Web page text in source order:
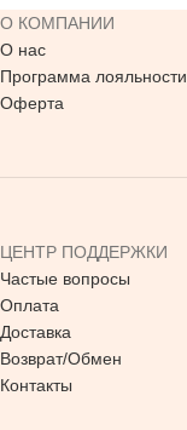
О КОМПАНИИ
О нас
Программа лояльности
Оферта
ЦЕНТР ПОДДЕРЖКИ
Частые вопросы
Оплата
Доставка
Возврат/Обмен
Контакты